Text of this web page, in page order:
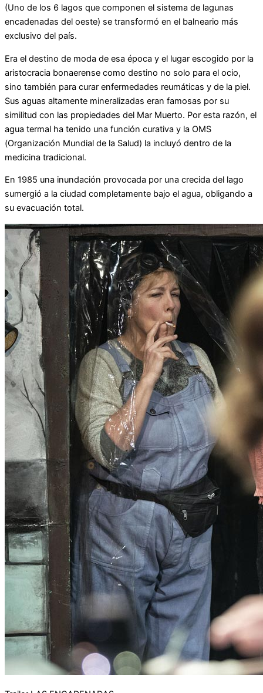
(Uno de los 6 lagos que componen el sistema de lagunas
encadenadas del oeste) se transformó en el balneario más
exclusivo del país.
Era el destino de moda de esa época y el lugar escogido por la
aristocracia bonaerense como destino no solo para el ocio,
sino también para curar enfermedades reumáticas y de la piel.
Sus aguas altamente mineralizadas eran famosas por su
similitud con las propiedades del Mar Muerto. Por esta razón, el
agua termal ha tenido una función curativa y la OMS
(Organización Mundial de la Salud) la incluyó dentro de la
medicina tradicional.
En 1985 una inundación provocada por una crecida del lago
sumergió a la ciudad completamente bajo el agua, obligando a
su evacuación total.